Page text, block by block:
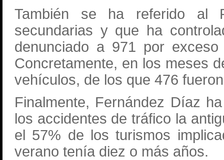
También se ha referido al
secundarias y que ha
denunciado a 971 por
Concretamente, en los meses
vehículos, de los que 476
Finalmente, Fernández Díaz
los accidentes de tráfico la
el 57% de los turismos
verano tenía diez o más años.